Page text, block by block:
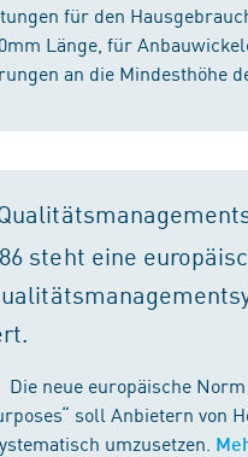
für den
Länge, für
an die Mindesthöhe
steht eine
Die neue europäische
soll Anbietern von
umzusetzen.